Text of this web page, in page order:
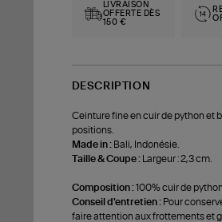
LIVRAISON
OFFERTE DÈS
150 €
DESCRIPTION
Ceinture fine en cuir de python et
positions.
Made in : Bali, Indonésie.
Taille & Coupe :
Largeur : 2,3 cm.
Composition :100% cuir de python.
Conseil d'entretien : Pour
faire attention aux frottements et